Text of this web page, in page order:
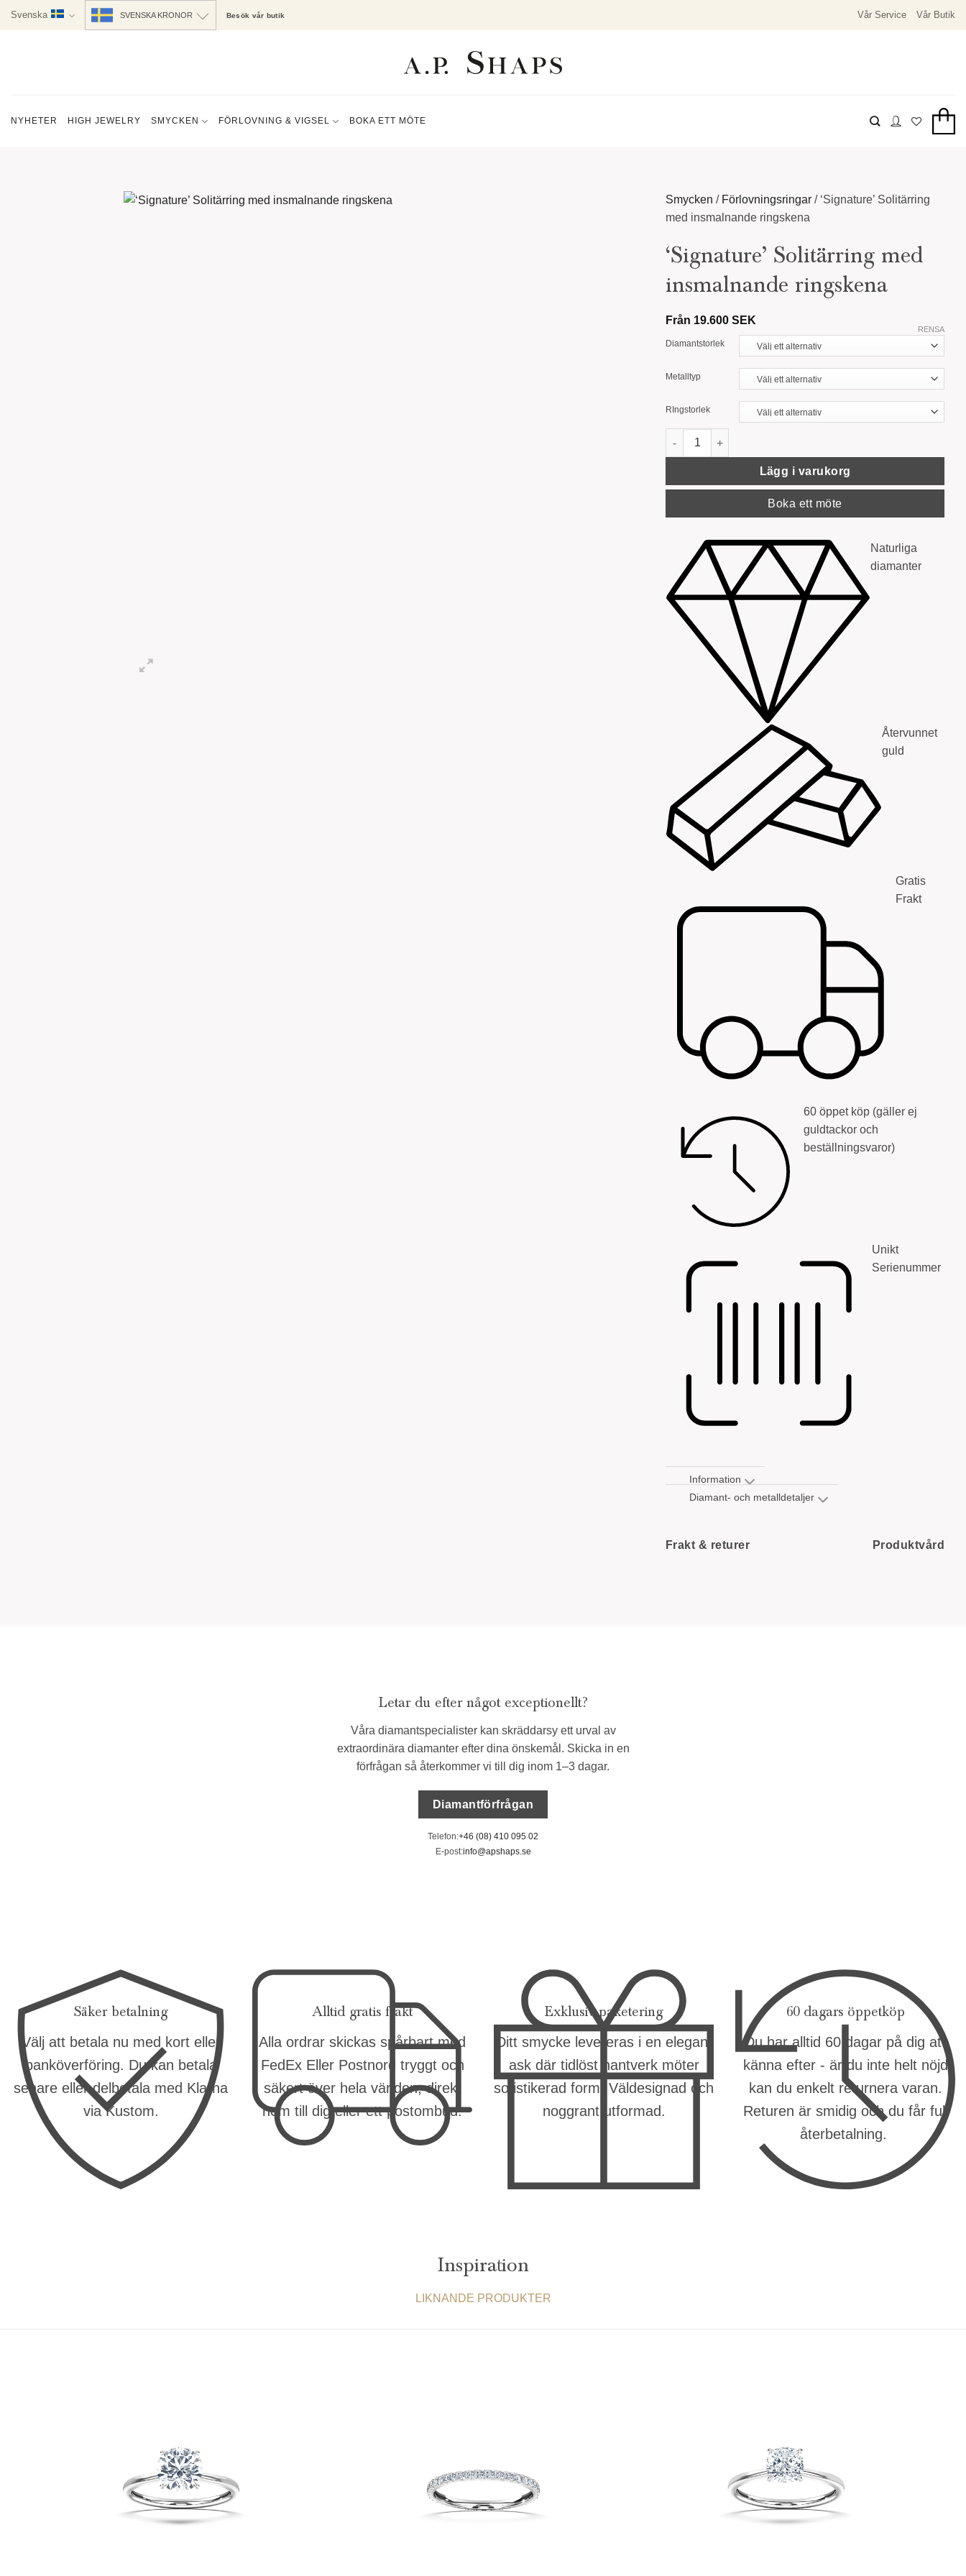
Skip
Svenska SVENSKA KRONOR Besök vår butik Vår Service Vår Butik
NYHETER HIGH JEWELRY SMYCKEN FÖRLOVNING & VIGSEL BOKA ETT MÖTE
Smycken / Förlovningsringar / ‘Signature’ Solitärring
med insmalnande ringskena
‘Signature’ Solitärring med
insmalnande ringskena
Från 19.600 SEK
Diamantstorlek
Metalltyp
RIngstorlek
RENSA
‘Signature’ Solitärring med insmalnande ringskena mängd
Lägg i varukorg
Boka ett möte
Naturliga
diamanter
Återvunnet
guld
Gratis
Frakt
60 öppet köp (gäller ej
guldtackor och
beställningsvaror)
Unikt
Serienummer
Information
Diamant- och metalldetaljer
Frakt & returer Produktvård
Letar du efter något exceptionellt?
Våra diamantspecialister kan skräddarsy ett urval av
extraordinära diamanter efter dina önskemål. Skicka in en
förfrågan så återkommer vi till dig inom 1–3 dagar.
Diamantförfrågan
Telefon:+46 (08) 410 095 02
E-post:info@apshaps.se
Säker betalning
Välj att betala nu med kort eller
banköverföring. Du kan betala
senare eller delbetala med Klarna
via Kustom.
Alltid gratis frakt
Alla ordrar skickas spårbart med
FedEx Eller Postnord tryggt och
säkert över hela världen, direkt
hem till dig eller ett postombud.
Exklusiv paketering
Ditt smycke levereras i en elegant
ask där tidlöst hantverk möter
sofistikerad form. Väldesignad och
noggrant utformad.
60 dagars öppetköp
Du har alltid 60 dagar på dig att
känna efter - är du inte helt nöjd
kan du enkelt returnera varan.
Returen är smidig och du får full
återbetalning.
Inspiration
LIKNANDE PRODUKTER